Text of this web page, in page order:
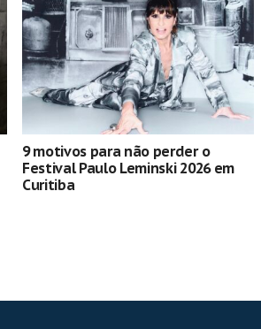
9 motivos para não perder o
Festival Paulo Leminski 2026 em
Curitiba